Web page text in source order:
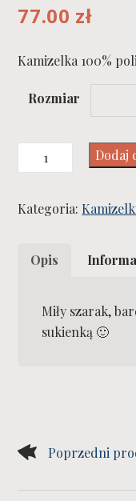
77.00 zł
Kamizelka 100%
Rozmiar
Catch
Rabbit
Dodaj
Kategoria:
Opis
Miły szarak,
sukienką 🙂
Poprzedni